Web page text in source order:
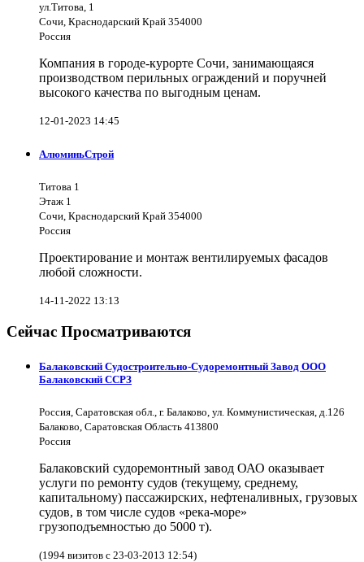
ул.Титова, 1
Сочи, Краснодарский Край 354000
Россия
Компания в городе-курорте Сочи, занимающаяся
производством перильных ограждений и поручней
высокого качества по выгодным ценам.
12-01-2023 14:45
АлюминьСтрой
Титова 1
Этаж 1
Сочи, Краснодарский Край 354000
Россия
Проектирование и монтаж вентилируемых фасадов
любой сложности.
14-11-2022 13:13
Сейчас Просматриваются
Балаковский Судостроительно-Судоремонтный Завод ООО
Балаковский ССРЗ
Россия, Саратовская обл., г. Балаково, ул. Коммунистическая, д.126
Балаково, Саратовская Область 413800
Россия
Балаковский судоремонтный завод ОАО оказывает
услуги по ремонту судов (текущему, среднему,
капитальному) пассажирских, нефтеналивных, грузовых
судов, в том числе судов «река-море»
грузоподъемностью до 5000 т).
(1994 визитов с 23-03-2013 12:54)